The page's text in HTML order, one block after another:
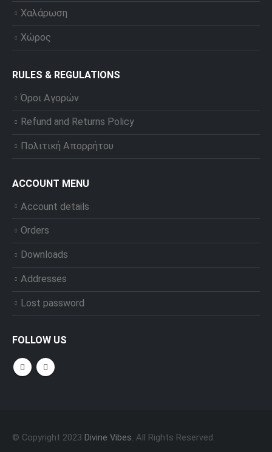
Χαλάρωση
Χώρος
RULES & REGULATIONS
Όροι Αγορών
Refund and Returns Policy
Πολιτική Απορρήτου
ACCOUNT MENU
Account details
Orders
Downloads
Addresses
Lost password
FOLLOW US
© Copyright 2023 Divine Vibes. All Rights Reserved.